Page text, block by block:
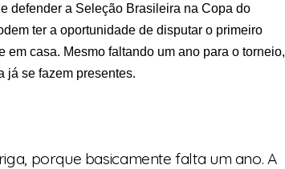
defender a Seleção Brasileira na Copa do
ter a oportunidade de disputar o primeiro
em casa. Mesmo faltando um ano para o torneio,
já se fazem presentes.
porque basicamente falta um ano. A